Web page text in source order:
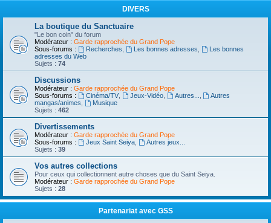
DIVERS
La boutique du Sanctuaire
"Le bon coin" du forum
Modérateur : Garde rapprochée du Grand Pope
Sous-forums :
Recherches Les bonnes adresses
Les bonnes
adresses du Web
Sujets : 74
Discussions
Modérateur : Garde rapprochée du Grand Pope
Sous-forums :
Cinéma/TV, Jeux-Vidéo, Autres...
Autres
mangas/animes
Musique
Sujets : 462
Divertissements
Modérateur : Garde rapprochée du Grand Pope
Sous-forums :
Jeux Saint Seiya,
Autres jeux...
Sujets : 39
Vos autres collections
Pour ceux qui collectionnent autre choses que du Saint Seiya.
Modérateur : Garde rapprochée du Grand Pope
Sujets : 28
Partenariat avec GSS